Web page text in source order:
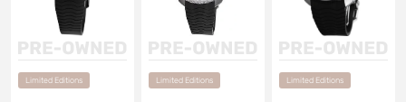
Limited Editions Limited Editions Limited Editions